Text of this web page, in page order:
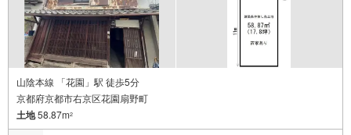
山陰本線 「花園」駅 徒歩5分
京都府京都市右京区花園扇野町
土地58.87m2